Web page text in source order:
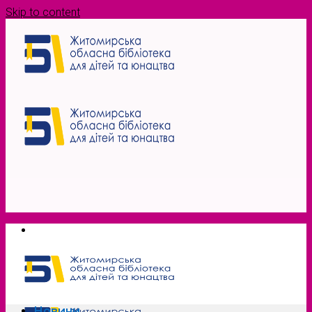
Skip to content